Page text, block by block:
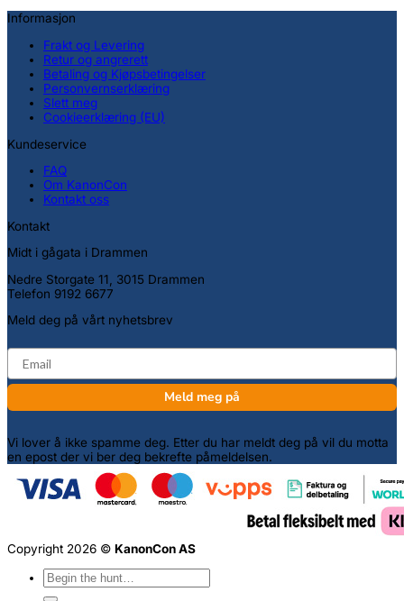
Informasjon
Frakt og Levering
Retur og angrerett
Betaling og Kjøpsbetingelser
Personvernserklæring
Slett meg
Cookieerklæring (EU)
Kundeservice
FAQ
Om KanonCon
Kontakt oss
Kontakt
Midt i gågata i Drammen
Nedre Storgate 11, 3015 Drammen
Telefon 9192 6677
Meld deg på vårt nyhetsbrev
email
Meld meg på
Vi lover å ikke spamme deg. Etter du har meldt deg på vil du motta
en epost der vi ber deg bekrefte påmeldelsen.
Copyright 2026 © KanonCon AS
Søk
etter: